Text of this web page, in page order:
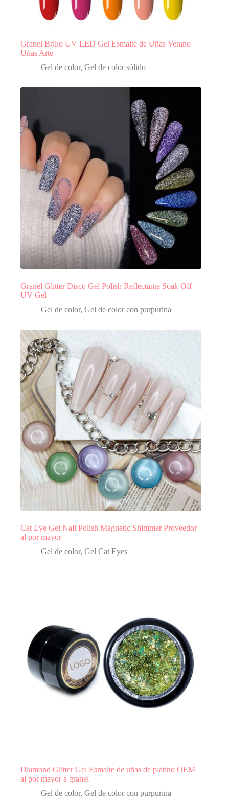
Granel Brillo UV LED Gel Esmalte de Uñas Verano
Uñas Arte
Gel de color, Gel de color sólido
Granel Glitter Disco Gel Polish Reflectante Soak Off
UV Gel
Gel de color, Gel de color con purpurina
Cat Eye Gel Nail Polish Magnetic Shimmer Proveedor
al por mayor
Gel de color, Gel Cat Eyes
Diamond Glitter Gel Esmalte de uñas de platino OEM
al por mayor a granel
Gel de color, Gel de color con purpurina